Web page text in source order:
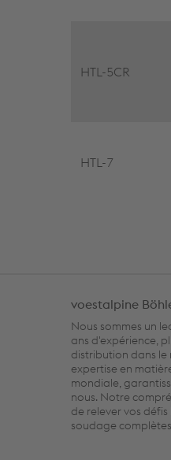
HTL-5CR
HTL-7
voestalpine
Nous sommes un
ans d'expérience,
distribution dans
expertise en
mondiale,
nous. Notre
de relever vos
soudage